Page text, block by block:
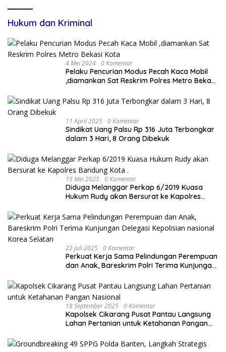
Hukum dan Kriminal
4 Mei 2024 0 Komentar
Pelaku Pencurian Modus Pecah Kaca Mobil
,diamankan Sat Reskrim Polres Metro Bekasi
11 April 2025 0 Komentar
Sindikat Uang Palsu Rp 316 Juta Terbongkar
dalam 3 Hari, 8 Orang Dibekuk
15 Mei 2025 0 Komentar
Diduga Melanggar Perkap 6/2019 Kuasa
Hukum Rudy akan Bersurat ke Kapolres
22 Juli 2025 0 Komentar
Perkuat Kerja Sama Pelindungan Perempuan
dan Anak, Bareskrim Polri Terima Kunjungan
18 September 2025 0 Komentar
Kapolsek Cikarang Pusat Pantau Langsung
Lahan Pertanian untuk Ketahanan Pangan